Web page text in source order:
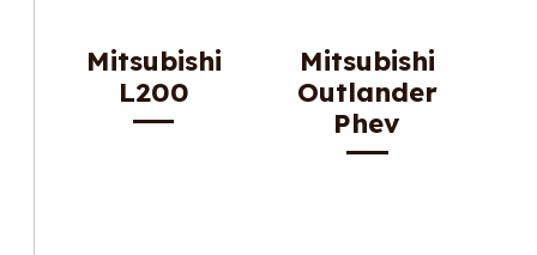
Mitsubishi
L200
Mitsubishi
Outlander
Phev